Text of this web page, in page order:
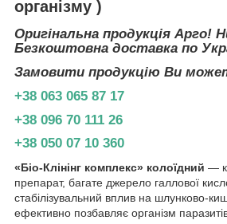
організму )
Оригінальна продукція Арго!
Безкоштовна доставка по
Замовити продукцію Ви
+38 063 065 87 17
+38 096 70 111 26
+38 050 07 10 360
«Біо-Клінінг комплекс» колоїдний —
препарат, багате джерело галлової
стабілізувальний вплив на шлунково-
ефективно позбавляє організм